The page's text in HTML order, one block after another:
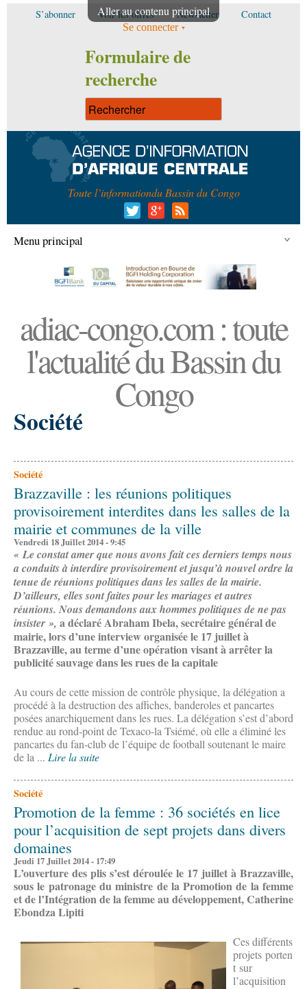
Aller au contenu principal
S’abonner Voir les offres Newsletter Contact
Se connecter
Formulaire de
recherche
Toute l’informationdu Bassin du Congo
Menu principal
adiac-congo.com : toute
l'actualité du Bassin du
Congo
Société
Société
Brazzaville : les réunions politiques
provisoirement interdites dans les salles de la
mairie et communes de la ville
Vendredi 18 Juillet 2014 - 9:45
« Le constat amer que nous avons fait ces derniers temps nous
a conduits à interdire provisoirement et jusqu’à nouvel ordre la
tenue de réunions politiques dans les salles de la mairie.
D’ailleurs, elles sont faites pour les mariages et autres
réunions. Nous demandons aux hommes politiques de ne pas
insister », a déclaré Abraham Ibela, secrétaire général de
mairie, lors d’une interview organisée le 17 juillet à
Brazzaville, au terme d’une opération visant à arrêter la
publicité sauvage dans les rues de la capitale
Au cours de cette mission de contrôle physique, la délégation a
procédé à la destruction des affiches, banderoles et pancartes
posées anarchiquement dans les rues. La délégation s’est d’abord
rendue au rond-point de Texaco-la Tsiémé, où elle a éliminé les
pancartes du fan-club de l’équipe de football soutenant le maire
de la ... Lire la suite
Société
Promotion de la femme : 36 sociétés en lice
pour l’acquisition de sept projets dans divers
domaines
Jeudi 17 Juillet 2014 - 17:49
L’ouverture des plis s’est déroulée le 17 juillet à Brazzaville,
sous le patronage du ministre de la Promotion de la femme
et de l’Intégration de la femme au développement, Catherine
Ebondza Lipiti
Ces différents
projets porten
t sur
l’acquisition